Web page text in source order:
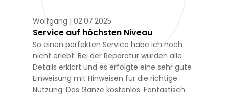
Wolfgang | 02.07.2025
Service auf höchsten Niveau
So einen perfekten Service habe ich noch
nicht erlebt. Bei der Reparatur wurden alle
Details erklärt und es erfolgte eine sehr gute
Einweisung mit Hinweisen für die richtige
Nutzung. Das Ganze kostenlos. Fantastisch.